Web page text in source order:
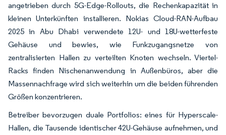
angetrieben durch 5G-Edge-Rollouts, die Rechenkapazität in
kleinen Unterkünften installieren. Nokias Cloud-RAN-Aufbau
2025 in Abu Dhabi verwendete 12U- und 18U-wetterfeste
Gehäuse und bewies, wie Funkzugangsnetze von
zentralisierten Hallen zu verteilten Knoten wechseln. Viertel-
Racks finden Nischenanwendung in Außenbüros, aber die
Massennachfrage wird sich weiterhin um die beiden führenden
Größen konzentrieren.
Betreiber bevorzugen duale Portfolios: eines für Hyperscale-
Hallen, die Tausende identischer 42U-Gehäuse aufnehmen, und